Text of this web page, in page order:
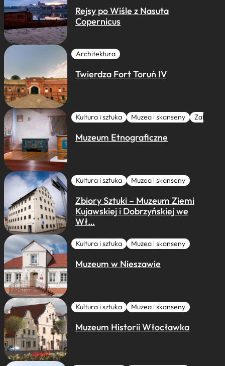
Rejsy po Wiśle z Nasuta
Copernicus
Architektura
Twierdza Fort Toruń IV
Kultura i sztuka Muzea i skanseny Zabytki I
Muzeum Etnograficzne
Kultura i sztuka Muzea i skanseny
Zbiory Sztuki – Muzeum Ziemi
Kujawskiej i Dobrzyńskiej we
Wł…
Kultura i sztuka Muzea i skanseny
Muzeum w Nieszawie
Kultura i sztuka Muzea i skanseny
Muzeum Historii Włocławka